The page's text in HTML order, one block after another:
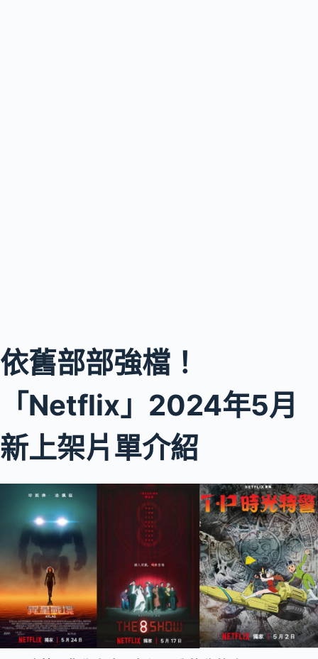
依舊部部強檔！
「Netflix」2024年5月
新上架片單介紹